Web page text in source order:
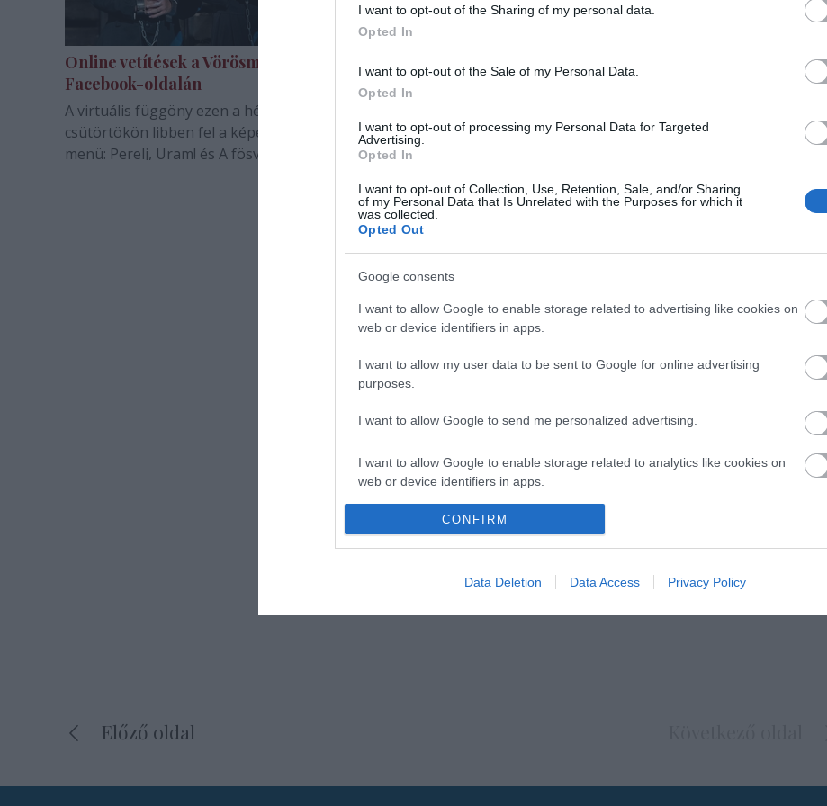
I want to opt-out of the Sharing of my personal data.
Opted In
I want to opt-out of the Sale of my Personal Data.
Opted In
I want to opt-out of processing my Personal Data for Targeted
Advertising.
Opted In
I want to opt-out of Collection, Use, Retention, Sale, and/or Sharing
of my Personal Data that Is Unrelated with the Purposes for which it
was collected.
Opted Out
Google consents
I want to allow Google to enable storage related to advertising like cookies on
web or device identifiers in apps.
I want to allow my user data to be sent to Google for online advertising
purposes.
I want to allow Google to send me personalized advertising.
I want to allow Google to enable storage related to analytics like cookies on
web or device identifiers in apps.
I want to allow Google to enable storage related to functionality of the website
or app.
I want to allow Google to enable storage related to personalization.
I want to allow Google to enable storage related to security, including
CONFIRM
Data Deletion Data Access Privacy Policy
Online vetítések a Vörösmarty Színház
Facebook-oldalán
A virtuális függöny ezen a héten is kedden és
csütörtökön libben fel a képernyők előtt, a heti
menü: Perelj, Uram! és A fösvény.
Bajba jutott művészeken segítenek társaik
Trokán Nóra, Trokán Anna, Bata Éva, Schmied Zoltán,
weboldalhoz, ahol a művészek online tartalmakat
Előző oldal